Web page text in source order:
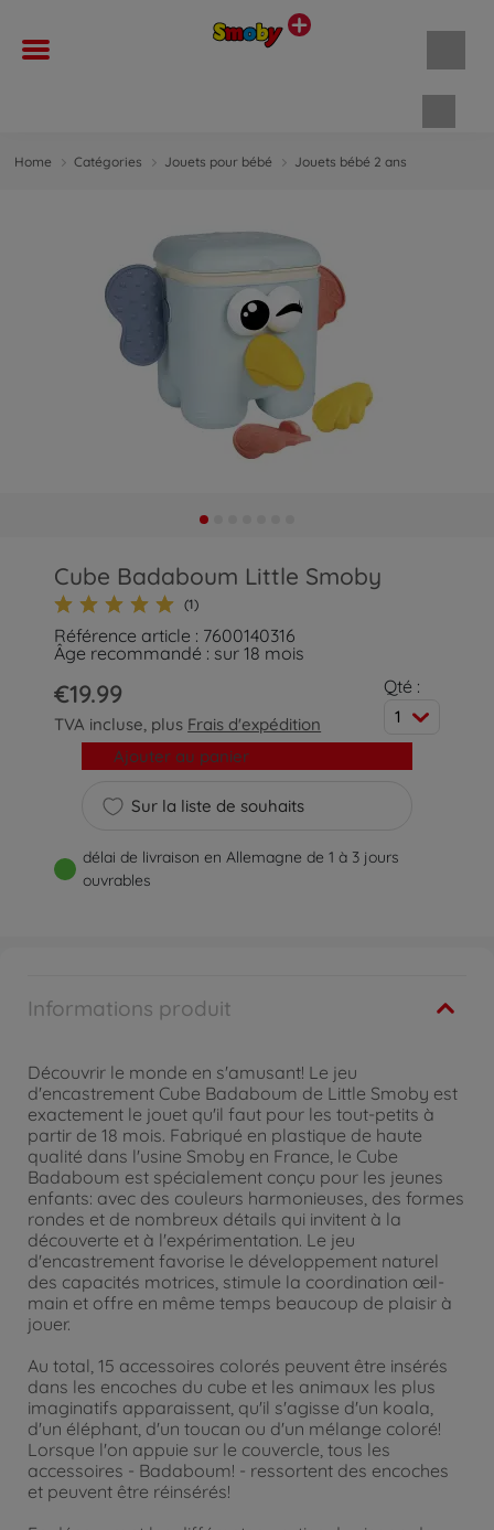
Home Catégories Jouets pour bébé Jouets bébé 2 ans
Cube Badaboum Little Smoby
(1)
Référence article : 7600140316
Âge recommandé : sur 18 mois
€19.99
TVA incluse, plus Frais d'expédition
Qté :
1
Sur la liste de souhaits
Ajouter au panier
délai de livraison en Allemagne de 1 à 3 jours
ouvrables
Informations produit
Découvrir le monde en s'amusant! Le jeu
d'encastrement Cube Badaboum de Little Smoby est
exactement le jouet qu'il faut pour les tout-petits à
partir de 18 mois. Fabriqué en plastique de haute
qualité dans l'usine Smoby en France, le Cube
Badaboum est spécialement conçu pour les jeunes
enfants: avec des couleurs harmonieuses, des formes
rondes et de nombreux détails qui invitent à la
découverte et à l'expérimentation. Le jeu
d'encastrement favorise le développement naturel
des capacités motrices, stimule la coordination œil-
main et offre en même temps beaucoup de plaisir à
jouer.
Au total, 15 accessoires colorés peuvent être insérés
dans les encoches du cube et les animaux les plus
imaginatifs apparaissent, qu'il s'agisse d'un koala,
d'un éléphant, d'un toucan ou d'un mélange coloré!
Lorsque l'on appuie sur le couvercle, tous les
accessoires - Badaboum! - ressortent des encoches
et peuvent être réinsérés!